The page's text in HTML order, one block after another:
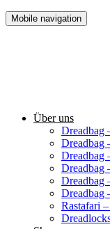
Mobile navigation
Über uns
Dreadbag
Dreadbag
Dreadbag
Dreadbag
Dreadbag
Dreadbag
Rastafari